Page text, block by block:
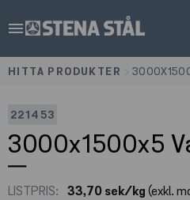
menu
HITTA PRODUKTER
221453
3000x1500x5
LISTPRIS: 33,70 sek/kg(exkl.